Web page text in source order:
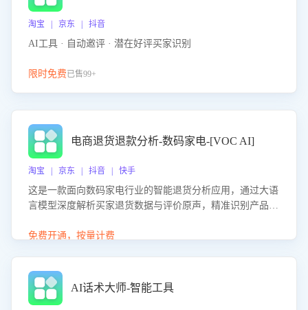
淘宝 | 京东 | 抖音
AI工具 · 自动邀评 · 潜在好评买家识别
限时免费已售99+
电商退货退款分析-数码家电-[VOC AI]
淘宝 | 京东 | 抖音 | 快手
这是一款面向数码家电行业的智能退货分析应用，通过大语
言模型深度解析买家退货数据与评价原声，精准识别产品质
改进建议，通过挖掘用户痛点驱动产品迭代，从根本上降低
免费开通，按量计费
AI话术大师-智能工具